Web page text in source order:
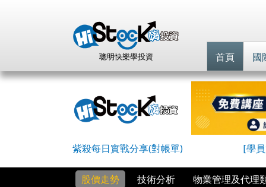
聰明快樂學投資 首頁 國
紫殺每日實戰分享(對帳單) [學
股價走勢 技術分析 物業管理及代理